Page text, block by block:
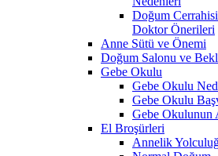
Doğum
Doktor Önerileri
Anne Sütü ve Önemi
Doğum Salonu ve
Gebe Okulu
Gebe Okulu
Gebe Okulu
Gebe Okulunun
El Broşürleri
Annelik